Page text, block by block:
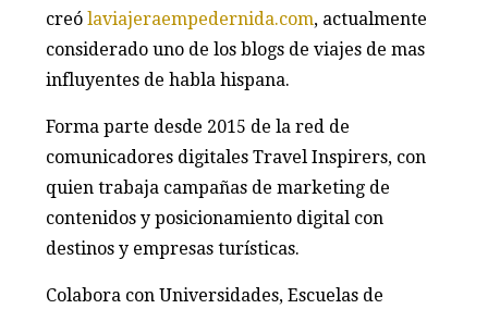
creó laviajeraempedernida.com, actualmente
considerado uno de los blogs de viajes de mas
influyentes de habla hispana.
Forma parte desde 2015 de la red de
comunicadores digitales Travel Inspirers, con
quien trabaja campañas de marketing de
contenidos y posicionamiento digital con
destinos y empresas turísticas.
Colabora con Universidades, Escuelas de